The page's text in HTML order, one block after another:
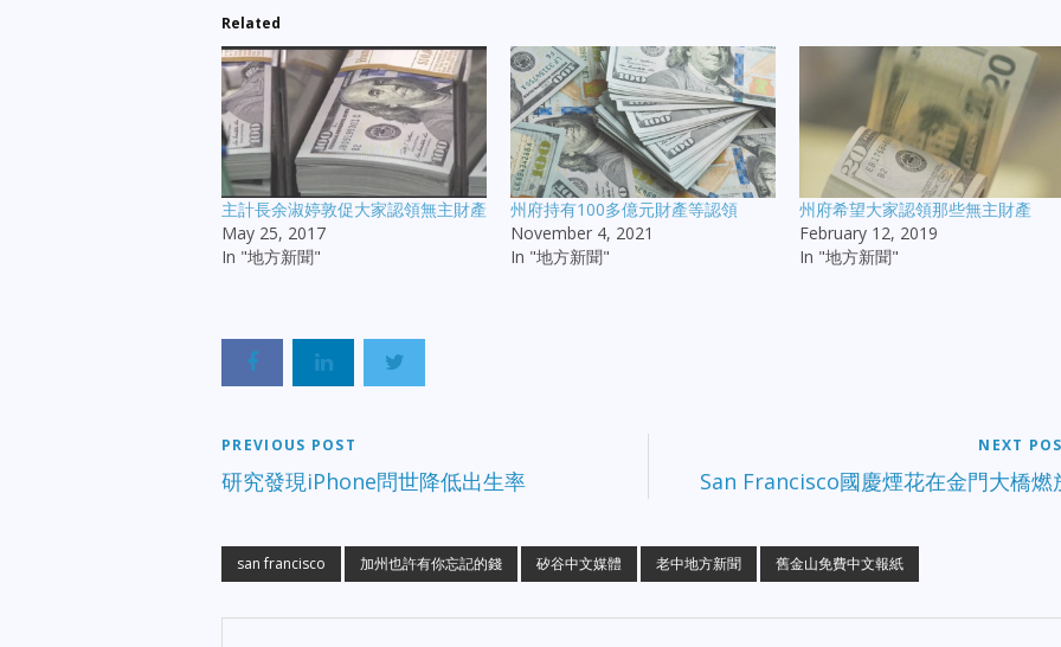
Related
主計長余淑婷敦促大家認領無主財產
May 25, 2017
In "地方新聞"
州府持有100多億元財產等認領
November 4, 2021
In "地方新聞"
州府希望大家認領那些無主財產
February 12, 2019
In "地方新聞"
PREVIOUS POST
研究發現iPhone問世降低出生率
NEXT
San Francisco國慶煙花在金門大橋燃
san francisco 加州也許有你忘記的錢 矽谷中文媒體 老中地方新聞 舊金山免費中文報紙